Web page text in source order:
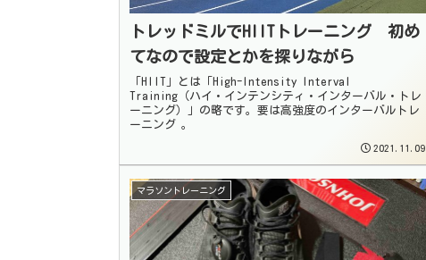
トレッドミルでHIITトレーニング 初め
てなので設定とかを探りながら
「HIIT」とは「High-Intensity Interval
Training（ハイ・インテンシティ・インターバル・トレ
ーニング）」の略です。要は高強度のインターバルトレ
ーニング 。
2021.11.09
マラソントレーニング